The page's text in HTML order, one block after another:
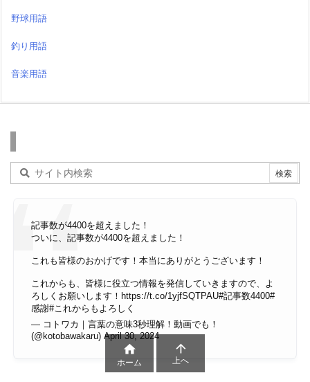
野球用語
釣り用語
音楽用語
記事数が4400を超えました！
ついに、記事数が4400を超えました！
これも皆様のおかげです！本当にありがとうございます！
これからも、皆様に役立つ情報を発信していきますので、よ
ろしくお願いします！ https://t.co/1yjfSQTPAU#記事数4400#
感謝#これからもよろしく
— コトワカ｜言葉の意味3秒理解！動画でも！
(@kotobawakaru) April 30, 2024

ホーム

上へ